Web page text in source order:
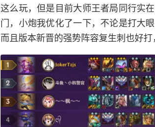
这么玩，但是目前大师王者局同行实
门，小炮我优化了一下，不论是打大
而且版本新晋的强势阵容复生刺也好